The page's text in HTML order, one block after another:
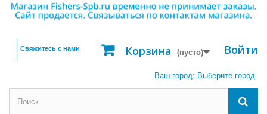
Войти
Корзина (пусто)
Свяжитесь с нами
Ваш город: Выберите город